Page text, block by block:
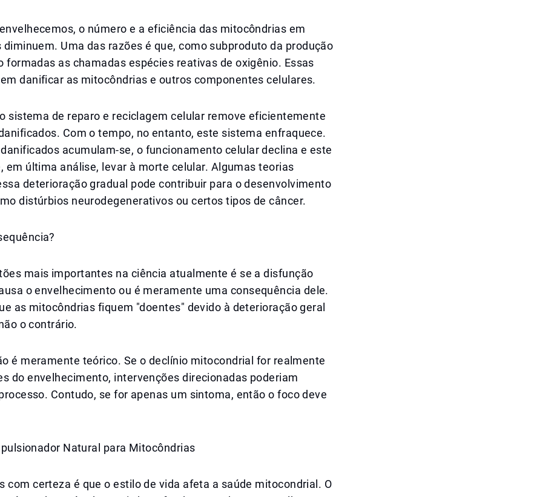
o número e a eficiência das mitocôndrias em
diminuem. Uma das razões é que, como subproduto da produção
formadas as chamadas espécies reativas de oxigênio. Essas
danificar as mitocôndrias e outros componentes celulares.
sistema de reparo e reciclagem celular remove eficientemente
Com o tempo, no entanto, este sistema enfraquece.
acumulam-se, o funcionamento celular declina e este
em última análise, levar à morte celular. Algumas teorias
deterioração gradual pode contribuir para o desenvolvimento
distúrbios neurodegenerativos ou certos tipos de câncer.
mais importantes na ciência atualmente é se a disfunção
o envelhecimento ou é meramente uma consequência dele.
as mitocôndrias fiquem "doentes" devido à deterioração geral
o contrário.
é meramente teórico. Se o declínio mitocondrial for realmente
do envelhecimento, intervenções direcionadas poderiam
Contudo, se for apenas um sintoma, então o foco deve
Natural para Mitocôndrias
com certeza é que o estilo de vida afeta a saúde mitocondrial. O